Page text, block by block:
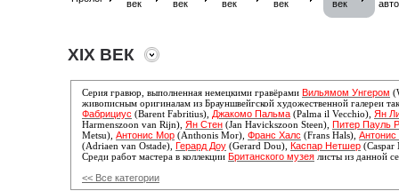
век
век
век
век
век
XIX ВЕК
Серия гравюр, выполненная немецкими гравёрами Вильямом Унгером
живописным оригиналам из Брауншвейгской художественной галереи
Фабрициус (Barent Fabritius), Джакомо Пальма (Palma il Vecchio), Ян
Harmenszoon van Rijn), Ян Стен (Jan Havickszoon Steen), Питер Пауль
Metsu), Антонис Мор (Anthonis Mor), Франс Халс (Frans Hals), Антонис
(Adriaen van Ostade), Герард Доу (Gerard Dou), Каспар Нетшер (Caspar
Среди работ мастера в коллекции Британского музея листы из данной
<< Все категории